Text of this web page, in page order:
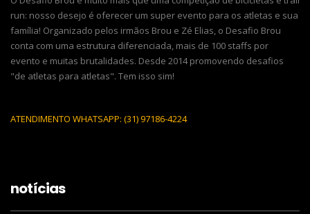
run: nosso desejo é oferecer um super evento para os atletas e sua
família! Organizado pelos irmãos Brou e Zé Elias, o Desafio Brou
conta com uma estrutura diferenciada, mais de 100 staffs por
evento e muitas brutalidades. Desde 2014 promovendo desafios
"de atletas para atletas". Tem isso sim!
ATENDIMENTO WHATSAPP: (31) 97186-4224
notícias